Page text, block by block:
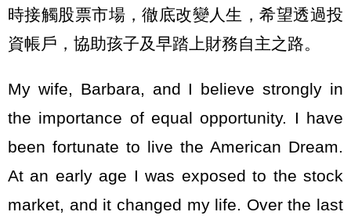
時接觸股票市場，徹底改變人生，希望透過投
資帳戶，協助孩子及早踏上財務自主之路。
My wife, Barbara, and I believe strongly in
the importance of equal opportunity. I have
been fortunate to live the American Dream.
At an early age I was exposed to the stock
market, and it changed my life. Over the last